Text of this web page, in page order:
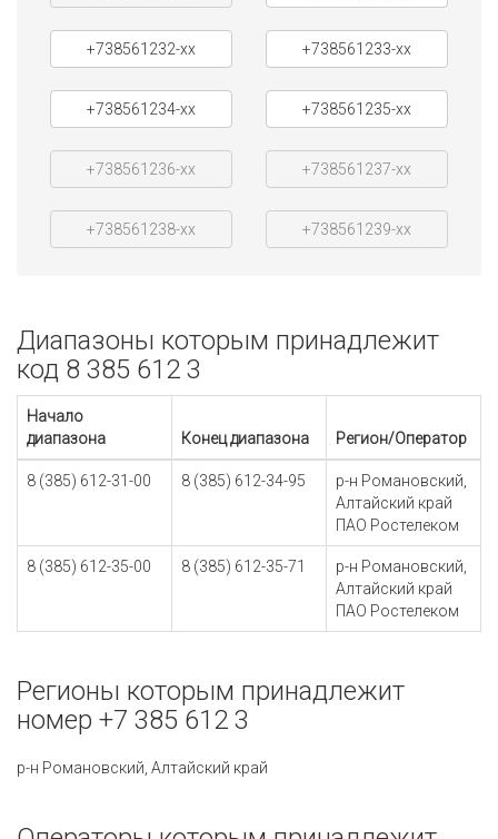
+738561232-xx +738561233-xx
+738561234-xx +738561235-xx
+738561236-xx +738561237-xx
+738561238-xx +738561239-xx
Диапазоны которым принадлежит
код 8 385 612 3
Начало
диапазона
Конец диапазона Регион/Оператор
8 (385) 612-31-00 8 (385) 612-34-95
р-н Романовский,
Алтайский край
ПАО Ростелеком
8 (385) 612-35-00 8 (385) 612-35-71
р-н Романовский,
Алтайский край
ПАО Ростелеком
Регионы которым принадлежит
номер +7 385 612 3
р-н Романовский, Алтайский край